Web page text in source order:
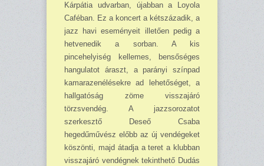
Kárpátia udvarban, újabban a Loyola
Caféban. Ez a koncert a kétszázadik, a
jazz havi eseményeit illetően pedig a
hetvenedik a sorban. A kis
pincehelyiség kellemes, bensőséges
hangulatot áraszt, a parányi színpad
kamarazenélésekre ad lehetőséget, a
hallgatóság zöme visszajáró
törzsvendég. A jazzsorozatot
szerkesztő Deseő Csaba
hegedűművész előbb az új vendégeket
köszönti, majd átadja a teret a klubban
visszajáró vendégnek tekinthető Dudás